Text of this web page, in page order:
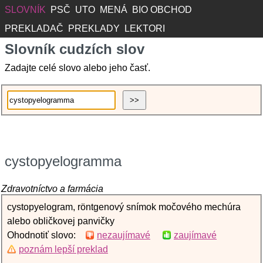
SLOVNÍK PSČ UTO MENÁ
BIO OBCHOD
PREKLADAČ
PREKLADY LEKTORI
Slovník cudzích slov
Zadajte celé slovo alebo jeho časť.
cystopyelogramma
Zdravotníctvo a farmácia
cystopyelogram, röntgenový snímok močového mechúra
alebo obličkovej panvičky
Ohodnotiť slovo:
nezaujímavé
zaujímavé
poznám lepší preklad